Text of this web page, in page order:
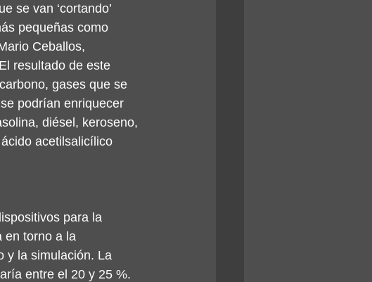
se van ‘cortando’
pequeñas como
Ceballos,
resultado de este
gases que se
podrían enriquecer
diésel, keroseno,
acetilsalicílico
para la
en torno a la
y la simulación. La
entre el 20 y 25 %.